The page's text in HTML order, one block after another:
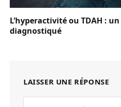
L’hyperactivité ou TDAH :
diagnostiqué
LAISSER UNE RÉPONSE